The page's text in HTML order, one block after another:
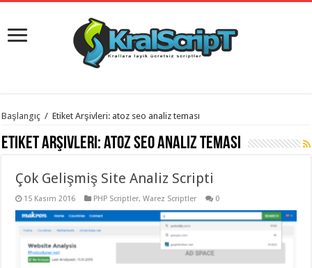
istanbul
evden
eve
organizasyon,
gaziantep
evden
taşımacılık,
evden
taşımacılık,
gaziantep
Başlangıç / Etiket Arşivleri: atoz seo analiz teması
Etiket Arşivleri:atoz seo analiz teması
Çok Gelişmiş Site Analiz Scripti
15 Kasım 2016 PHP Scriptler,Warez Scriptler 0